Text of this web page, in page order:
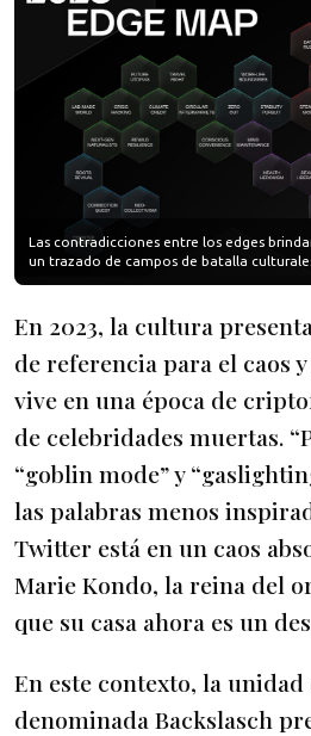
Las contradicciones entre los edges
un trazado de campos de batalla
En 2023, la cultura
de referencia para el caos
vive en una época de
de celebridades muertas.
“goblin mode” y
las palabras menos
Twitter está en un caos
Marie Kondo, la reina del
que su casa ahora es un
En este contexto, la unidad
denominada Backslasch